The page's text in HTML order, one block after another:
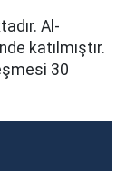
Al-
katılmıştır.
30